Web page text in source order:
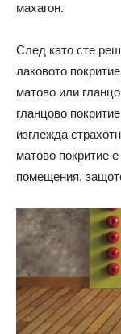
махагон.
След като сте
лаковото
матово или
гланцово
изглежда
матово покритие
помещения,